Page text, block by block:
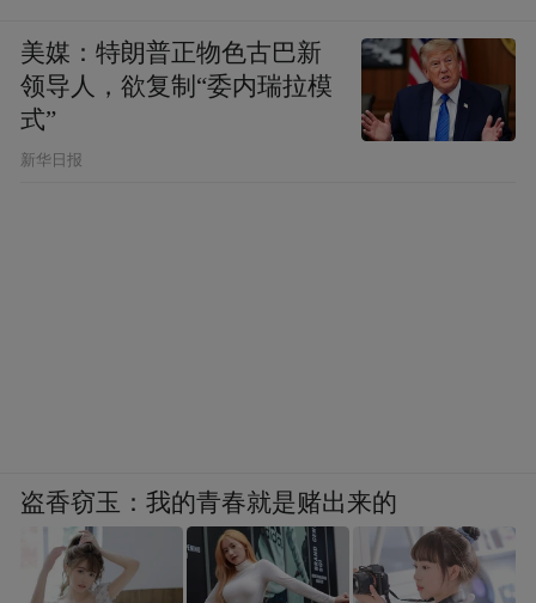
美媒：特朗普正物色古巴新
领导人，欲复制“委内瑞拉模
式”
新华日报
盗香窃玉：我的青春就是赌出来的